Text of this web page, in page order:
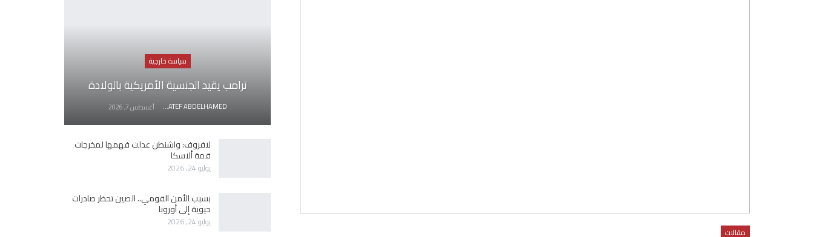
مقالات
سياسة خارجية
ترامب يقيد الجنسية الأمريكية بالولادة
AWATEF ABDELHAMED أغسطس 7, 2026
لافروف: واشنطن عدلت فهمها لمخرجات
قمة ألاسكا
يوليو 24, 2026
بسبب الأمن القومي.. الصين تحظر صادرات
حيوية إلى أوروبا
يوليو 24, 2026